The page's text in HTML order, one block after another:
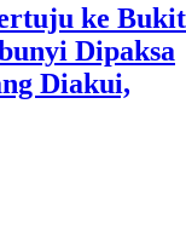
ke Bukit
Dipaksa
Diakui,